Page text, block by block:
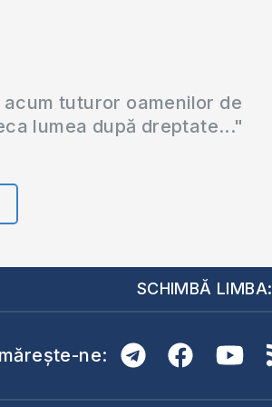
tuturor oamenilor de
lumea după dreptate..."
SCHIMBĂ LIMBA:
ne: